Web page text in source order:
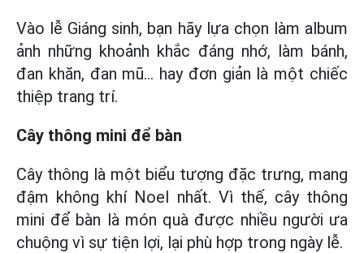
Vào lễ Giáng sinh, bạn hãy lựa chọn làm album
ảnh những khoảnh khắc đáng nhớ, làm bánh,
đan khăn, đan mũ… hay đơn giản là một chiếc
thiệp trang trí.
Cây thông mini để bàn
Cây thông là một biểu tượng đặc trưng, mang
đậm không khí Noel nhất. Vì thế, cây thông
mini để bàn là món quà được nhiều người ưa
chuộng vì sự tiện lợi, lại phù hợp trong ngày lễ.